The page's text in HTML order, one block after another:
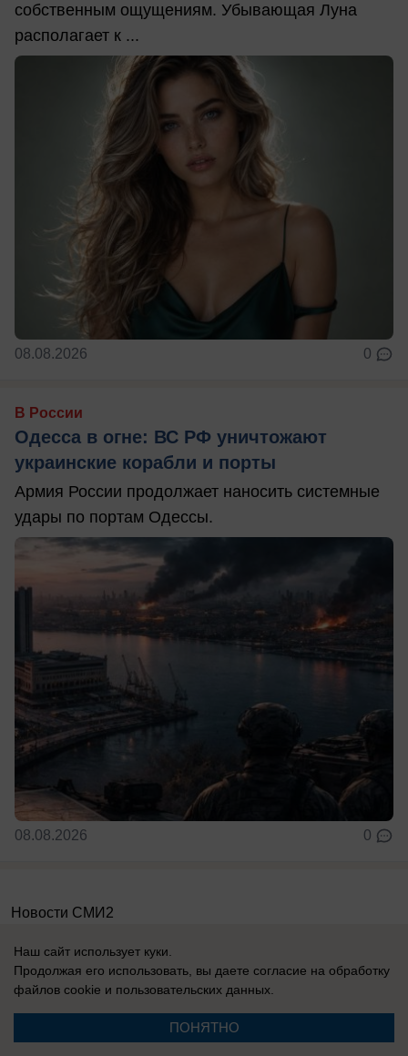
собственным ощущениям. Убывающая Луна
располагает к ...
08.08.2026 0
В России
Одесса в огне: ВС РФ уничтожают
украинские корабли и порты
Армия России продолжает наносить системные
удары по портам Одессы.
08.08.2026 0
Новости СМИ2
Реклама на сайте
Наш сайт использует куки.
Продолжая его использовать, вы даете согласие на обработку
файлов cookie и пользовательских данных.
ПОНЯТНО